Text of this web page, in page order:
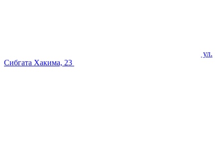
ул.
Сибгата Хакима, 23